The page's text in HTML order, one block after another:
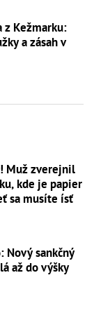
z Kežmarku:
a zásah v
Muž zverejnil
kde je papier
sa musíte ísť
Nový sankčný
až do výšky